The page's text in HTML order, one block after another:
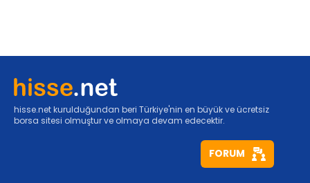
hisse.net kurulduğundan beri Türkiye'nin en büyük ve ücretsiz
borsa sitesi olmuştur ve olmaya devam edecektir.
FORUM